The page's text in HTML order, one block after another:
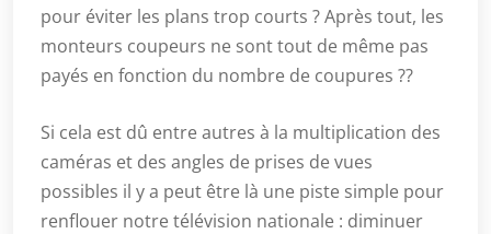
pour éviter les plans trop courts ? Après tout, les
monteurs coupeurs ne sont tout de même pas
payés en fonction du nombre de coupures ??
Si cela est dû entre autres à la multiplication des
caméras et des angles de prises de vues
possibles il y a peut être là une piste simple pour
renflouer notre télévision nationale : diminuer